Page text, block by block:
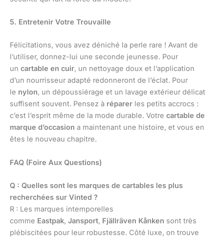
5. Entretenir Votre Trouvaille
Félicitations, vous avez déniché la perle rare ! Avant de
l’utiliser, donnez-lui une seconde jeunesse. Pour
un cartable en cuir, un nettoyage doux et l’application
d’un nourrisseur adapté redonneront de l’éclat. Pour
le nylon, un dépoussiérage et un lavage extérieur délicat
suffisent souvent. Pensez à réparer les petits accrocs :
c’est l’esprit même de la mode durable. Votre cartable de
marque d’occasion a maintenant une histoire, et vous en
êtes le nouveau chapitre.
FAQ (Foire Aux Questions)
Q : Quelles sont les marques de cartables les plus
recherchées sur Vinted ?
R : Les marques intemporelles
comme Eastpak, Jansport, Fjällräven Kånken sont très
plébiscitées pour leur robustesse. Côté luxe, on trouve